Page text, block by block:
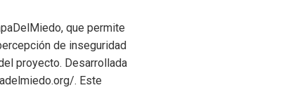
que permite
de inseguridad
proyecto. Desarrollada
. Este